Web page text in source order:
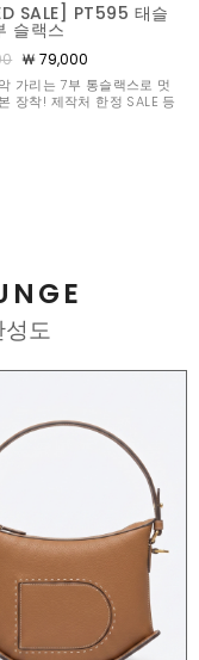
SALE] PT595 태슬
슬랙스
￦ 79,000
가리는 7부 통슬랙스로 멋
장착! 제작처 한정 SALE 등
도